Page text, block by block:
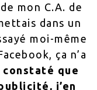
mon C.A. de
dans un
moi-même
ça n’a
constaté que
j’en